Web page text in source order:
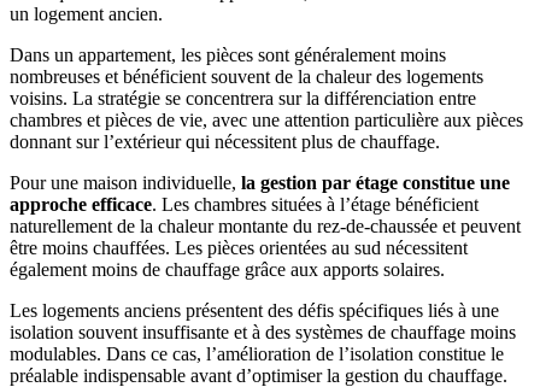
un logement ancien.
Dans un appartement, les pièces sont généralement moins
nombreuses et bénéficient souvent de la chaleur des logements
voisins. La stratégie se concentrera sur la différenciation entre
chambres et pièces de vie, avec une attention particulière aux pièces
donnant sur l’extérieur qui nécessitent plus de chauffage.
Pour une maison individuelle, la gestion par étage constitue une
approche efficace. Les chambres situées à l’étage bénéficient
naturellement de la chaleur montante du rez-de-chaussée et peuvent
être moins chauffées. Les pièces orientées au sud nécessitent
également moins de chauffage grâce aux apports solaires.
Les logements anciens présentent des défis spécifiques liés à une
isolation souvent insuffisante et à des systèmes de chauffage moins
modulables. Dans ce cas, l’amélioration de l’isolation constitue le
préalable indispensable avant d’optimiser la gestion du chauffage.